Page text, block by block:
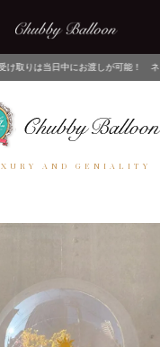
しが可能！ ネットでご注文後、店
AND GENIALITY